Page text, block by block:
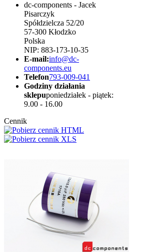
dc-components - Jacek
Pisarczyk
Spółdzielcza 52/20
57-300 Kłodzko
Polska
NIP: 883-173-10-35
E-mail:info@dc-
components.eu
Telefon793-009-041
Godziny działania
sklepuponiedziałek - piątek:
9.00 - 16.00
Cennik